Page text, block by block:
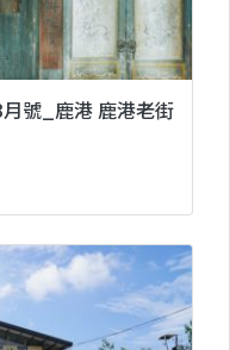
號_鹿港 鹿港老街